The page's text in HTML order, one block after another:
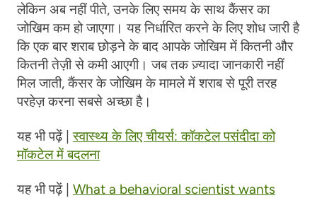
लेकिन अब नहीं पीते, उनके लिए समय के साथ कैंसर का
जोखिम कम हो जाएगा। यह निर्धारित करने के लिए शोध जारी है
कि एक बार शराब छोड़ने के बाद आपके जोखिम में कितनी और
कितनी तेज़ी से कमी आएगी। जब तक ज़्यादा जानकारी नहीं
मिल जाती, कैंसर के जोखिम के मामले में शराब से पूरी तरह
परहेज़ करना सबसे अच्छा है।
यह भी पढ़ें |स्वास्थ्य के लिए चीयर्स: कॉकटेल पसंदीदा को
मॉकटेल में बदलना
यह भी पढ़ें | What a behavioral scientist wants